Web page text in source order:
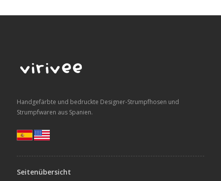
Handgefärbte und bedruckte Designer-Strumpfhosen und
Strumpfwaren aus Spanien.
Seitenübersicht